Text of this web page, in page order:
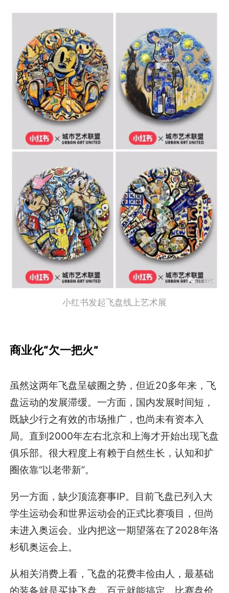
小红书发起飞盘线上艺术展
商业化“欠一把火”
虽然这两年飞盘呈破圈之势，但近20多年来，飞
盘运动的发展滞缓。一方面，国内发展时间短，
既缺少行之有效的市场推广，也尚未有资本入
局。直到2000年左右北京和上海才开始出现飞盘
俱乐部。很大程度上有赖于自然生长，认知和扩
圈依靠“以老带新”。
另一方面，缺少顶流赛事IP。目前飞盘已列入大
学生运动会和世界运动会的正式比赛项目，但尚
未进入奥运会。业内把这一期望落在了2028年洛
杉矶奥运会上。
从相关消费上看，飞盘的花费丰俭由人，最基础
的装备就是买块飞盘，百元就能搞定。比赛盘价